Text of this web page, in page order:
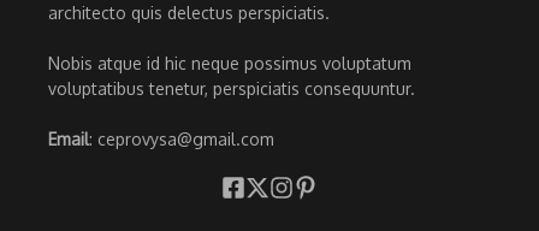
architecto quis delectus perspiciatis.
Nobis atque id hic neque possimus voluptatum
voluptatibus tenetur, perspiciatis consequuntur.
Email: ceprovysa@gmail.com